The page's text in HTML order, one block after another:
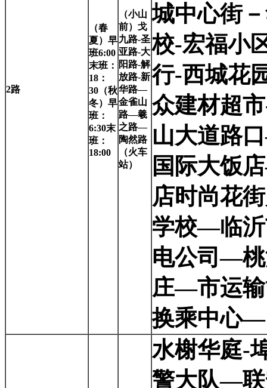
2路
（春
夏）早
班6:00
末班：
18：
30（秋
冬）早
班：
6:30末
班：
18:00
（小山
前）戈
九路-圣
亚路-大
阳路-解
放路-新
华路—
金雀山
路—羲
之路—
陶然路
（火车
站）
城中心街
校-宏福小
行-西城花
众建材超
山大道路
国际大饭
店时尚花
学校—临
电公司—
庄—市运
换乘中心
水榭华庭-
警大队—